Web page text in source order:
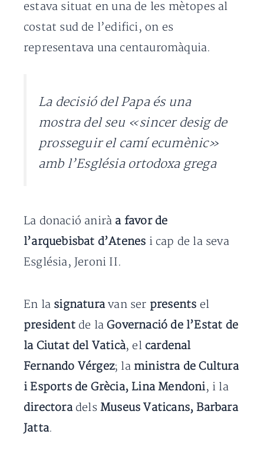
estava situat en una de les mètopes al
costat sud de l’edifici, on es
representava una centauromàquia.
La decisió del Papa és una
mostra del seu «sincer desig de
prosseguir el camí ecumènic»
amb l’Església ortodoxa grega
La donació anirà a favor de
l’arquebisbat d’Atenes i cap de la seva
Església, Jeroni II.
En la signaturavan ser presents el
president de la Governació de l’Estat de
la Ciutat del Vaticà, el cardenal
Fernando Vérgez; la ministra de Cultura
i Esports de Grècia, Lina Mendoni, i la
directora dels Museus Vaticans, Barbara
Jatta.